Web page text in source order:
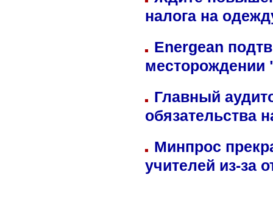
налога на
Energean
Главный
обязательства
Минпрос
учителей из-за